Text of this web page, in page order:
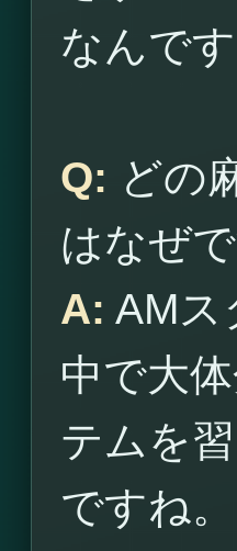
なんです
Q: どの
はなぜ
A: AMス
中で大
テムを
ですね。